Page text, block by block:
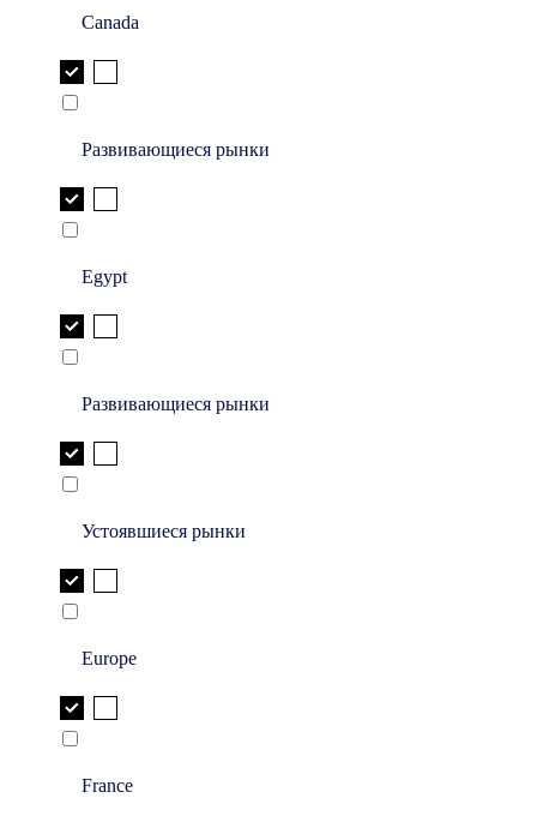
Canada
Развивающиеся рынки
Egypt
Развивающиеся рынки
Устоявшиеся рынки
Europe
France